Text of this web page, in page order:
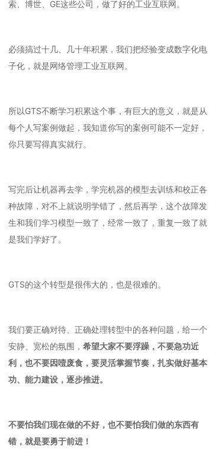
索、博世、GE这些公司，做了好的工业互联网。
必须搞过十几、几十年积累，我们把经验变成数字化电
子化，就是网络管理工业互联网。
所以GTS不断学习积累这个事，有巨大的意义，就是从
每个人写案例做起，我知道你写的案例可能不一定好，
你只要写得真实就行。
写完后让机器再去学，学完机器的模型去训练和校正各
种故障，对不上就说明学错了，然后再学，这个故障发
生和我们学习模型一致了，经常一致了，重复一致了就
是我们学好了。
GTS的这个转型是很伟大的，也是很难的。
我们要正确对待、正确处理转型中的各种问题，给一个
安静、宽松的氛围， 希望大家不要浮躁，不要急功近
利，也不要因噎废食，要灵活掌握节奏，扎实做好基本
功、能力建设，逐步推进。
不要怕我们现在做的不好，也不要怕我们做的东西有
错，就是要勇于前进！